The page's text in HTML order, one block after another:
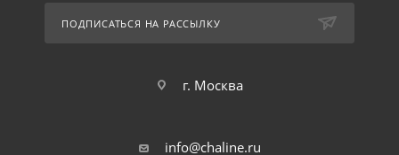
ПОДПИСАТЬСЯ НА РАССЫЛКУ
г. Москва
info@chaline.ru